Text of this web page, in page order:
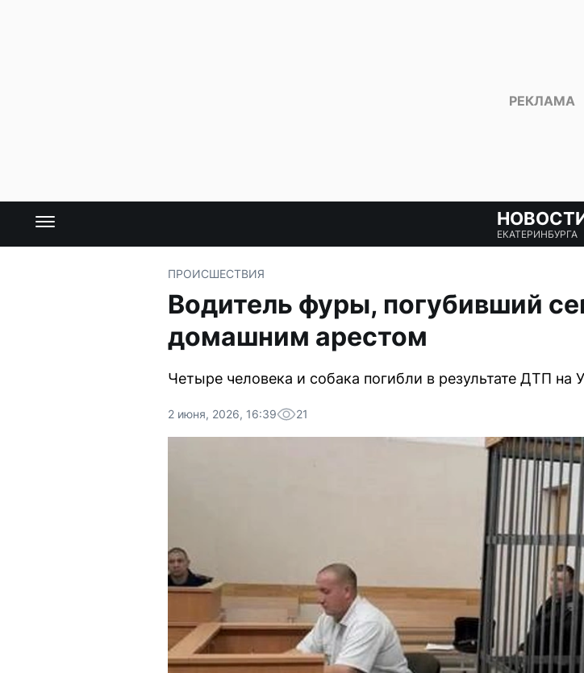
ЕКАТЕРИНБУРГА
ПРОИСШЕСТВИЯ
Водитель фуры, погубивший
домашним арестом
Четыре человека и собака погибли в результате ДТП на
2 июня, 2026, 16:39 21